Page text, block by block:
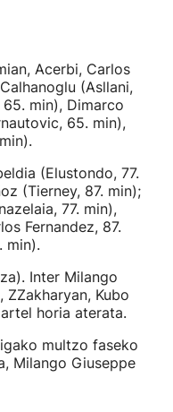
Acerbi, Carlos
(Asllani,
min), Dimarco
65. min),
(Elustondo, 77.
(Tierney, 87. min);
77. min),
Fernandez, 87.
min).
Inter Milango
ZZakharyan, Kubo
horia aterata.
multzo faseko
Milango Giuseppe